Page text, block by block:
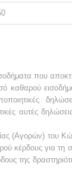
που
καθαρού
αυτές
(Αγορών) του
κέρδους για τη
της